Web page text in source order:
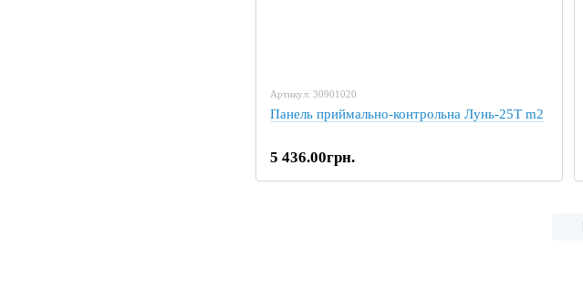
Артикул: 30901020
Панель приймально-контрольна Лунь-25Т m2
5 436.00грн.